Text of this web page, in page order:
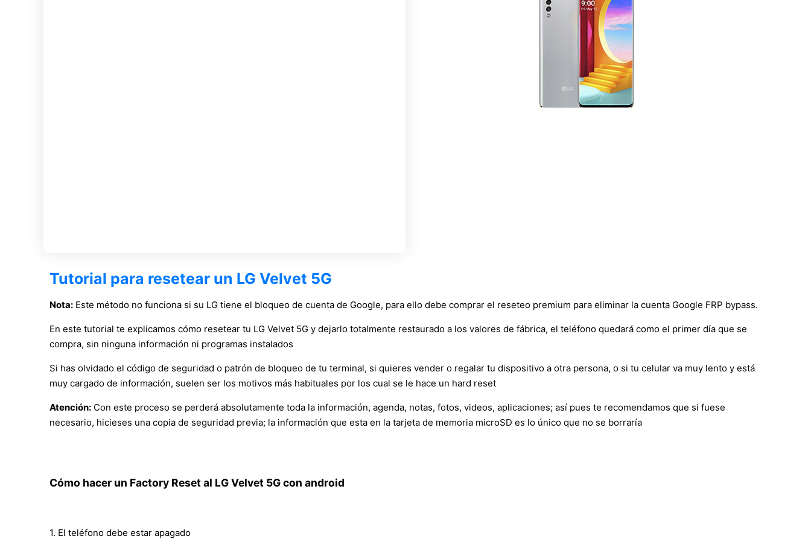
Tutorial para resetear un LG Velvet 5G
Nota: Este método no funciona si su LG tiene el bloqueo de cuenta de Google, para ello debe comprar el reseteo premium para eliminar la cuenta Google FRP bypass.
En este tutorial te explicamos cómo resetear tu LG Velvet 5G y dejarlo totalmente restaurado a los valores de fábrica, el teléfono quedará como el primer día que se
compra, sin ninguna información ni programas instalados
Si has olvidado el código de seguridad o patrón de bloqueo de tu terminal, si quieres vender o regalar tu dispositivo a otra persona, o si tu celular va muy lento y está
muy cargado de información, suelen ser los motivos más habituales por los cual se le hace un hard reset
Atención: Con este proceso se perderá absolutamente toda la información, agenda, notas, fotos, videos, aplicaciones; así pues te recomendamos que si fuese
necesario, hicieses una copia de seguridad previa; la información que esta en la tarjeta de memoria microSD es lo único que no se borraría
Cómo hacer un Factory Reset al LG Velvet 5G con android
1. El teléfono debe estar apagado